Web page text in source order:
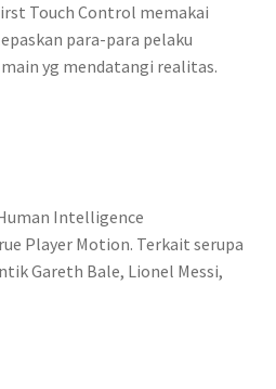
Touch Control memakai
para-para pelaku
yg mendatangi realitas.
Intelligence
Player Motion. Terkait serupa
Gareth Bale, Lionel Messi,